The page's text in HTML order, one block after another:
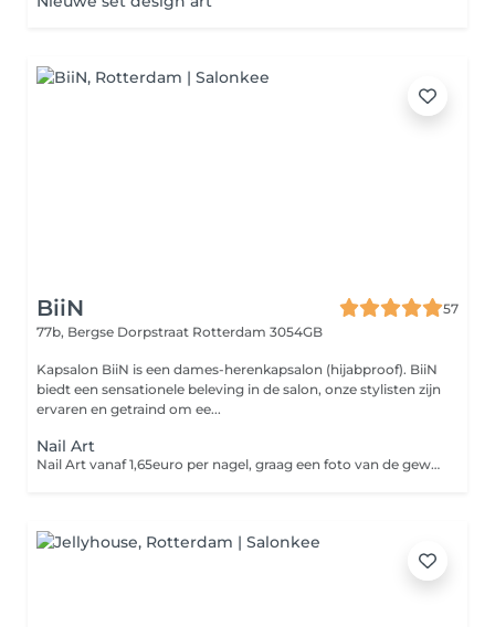
BiiN
57
77b, Bergse Dorpstraat Rotterdam 3054GB
Kapsalon BiiN is een dames-herenkapsalon (hijabproof). BiiN
biedt een sensationele beleving in de salon, onze stylisten zijn
ervaren en getraind om ee...
Nail Art
Nail Art vanaf 1,65euro per nagel, graag een foto van de gewenste figuurtjes/vormpjes opsturen via het volgende WhatsApp nummer 06-86252476.